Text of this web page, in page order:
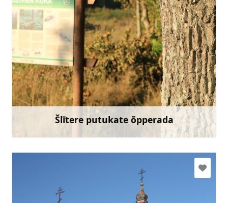
Šlītere putukate õpperada
slitere@daba.gov.lv
+371 67800389
Mine
Rohkem teavet